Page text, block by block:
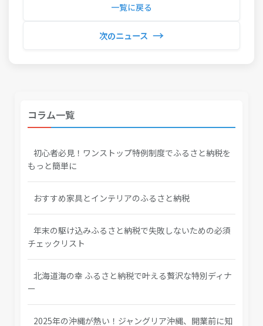
一覧に戻る
次のニュース →
コラム一覧
初心者必見！ワンストップ特例制度でふるさと納税を
もっと簡単に
おすすめ家具とインテリアのふるさと納税
年末の駆け込みふるさと納税で失敗しないための必須
チェックリスト
北海道海の幸 ふるさと納税で叶える贅沢な特別ディナ
ー
2025年の沖縄が熱い！ジャングリア沖縄、開業前に知